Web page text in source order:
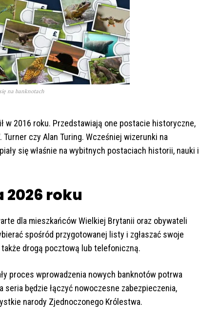
na banknotach
w 2016 roku. Przedstawiają one postacie historyczne,
czy Alan Turing. Wcześniej wizerunki na
się właśnie na wybitnych postaciach historii, nauki i
2026 roku
dla mieszkańców Wielkiej Brytanii oraz obywateli
spośród przygotowanej listy i zgłaszać swoje
drogą pocztową lub telefoniczną.
proces wprowadzenia nowych banknotów potrwa
seria będzie łączyć nowoczesne zabezpieczenia,
narody Zjednoczonego Królestwa.